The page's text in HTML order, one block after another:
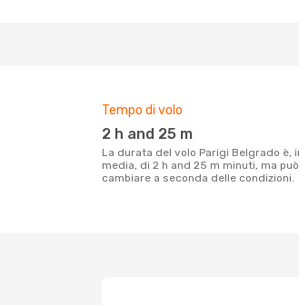
Tempo di volo
2 h and 25 m
La durata del volo Parigi Belgrado è, in
media, di 2 h and 25 m minuti, ma può
cambiare a seconda delle condizioni.